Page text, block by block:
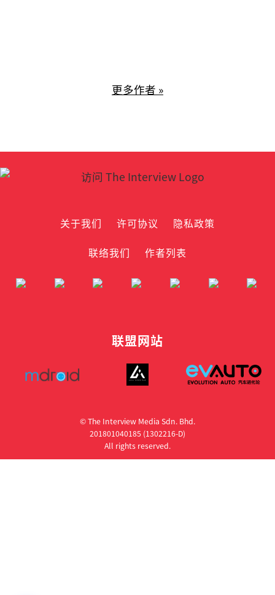
更多作者 »
关于我们 许可协议
隐私政策
联络我们
作者列表
联盟网站
© The Interview Media Sdn. Bhd.
201801040185 (1302216­-D)
All rights reserved.